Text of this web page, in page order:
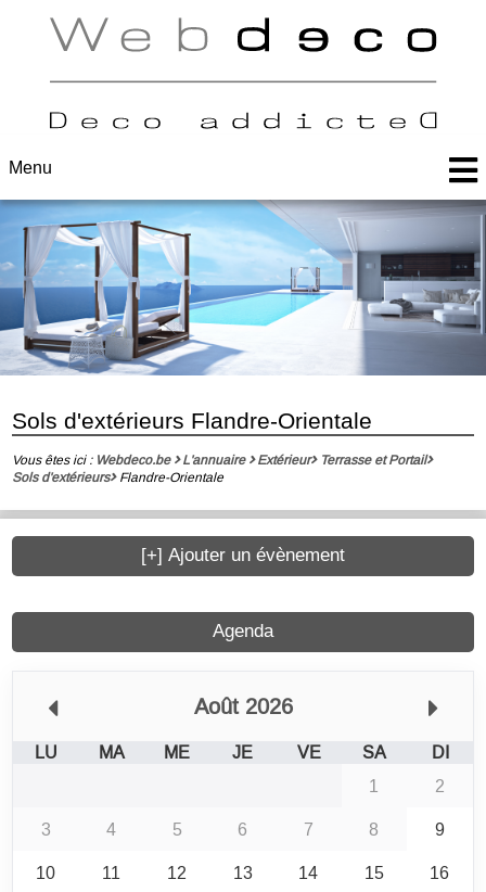
Menu
Sols d'extérieurs Flandre-Orientale
Vous êtes ici : Webdeco.be L'annuaire Extérieur
Terrasse et Portail
Sols d'extérieurs
Flandre-Orientale
Agenda
Août 2026
LU MA ME JE VE SA
DI
1
2
3
4 5 6 7 8
9
10
11 12 13 14 15
16
[+] Ajouter un évènement